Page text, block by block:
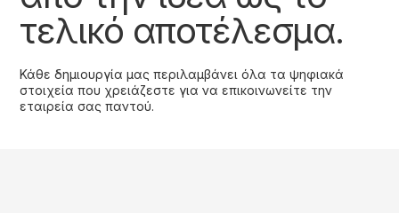
τελικό αποτέλεσμα.
Κάθε δημιουργία μας περιλαμβάνει όλα τα ψηφιακά
στοιχεία που χρειάζεστε για να επικοινωνείτε την
εταιρεία σας παντού.